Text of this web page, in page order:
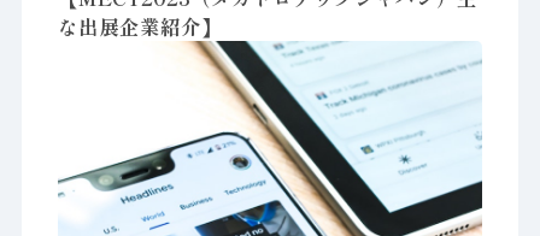
な出展企業紹介】